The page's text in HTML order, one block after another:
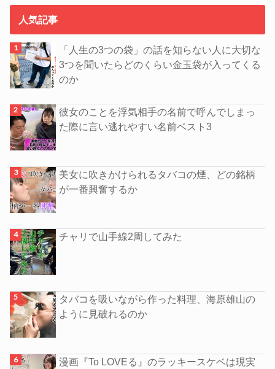
人気記事
「人生の3つの袋」の話を知らない人に大切な
3つを聞いたらどのくらい金玉袋が入ってくる
のか
彼女のことを浮気相手の名前で呼んでしまっ
た際に言い逃れやすい名前ベスト3
美女に吹きかけられるタバコの煙、どの銘柄
が一番興奮するか
チャリで山手線2周してみた
タバコを吸いながら作った料理、海原雄山の
ように見破れるのか
漫画『To LOVEる』のラッキースケベは現実